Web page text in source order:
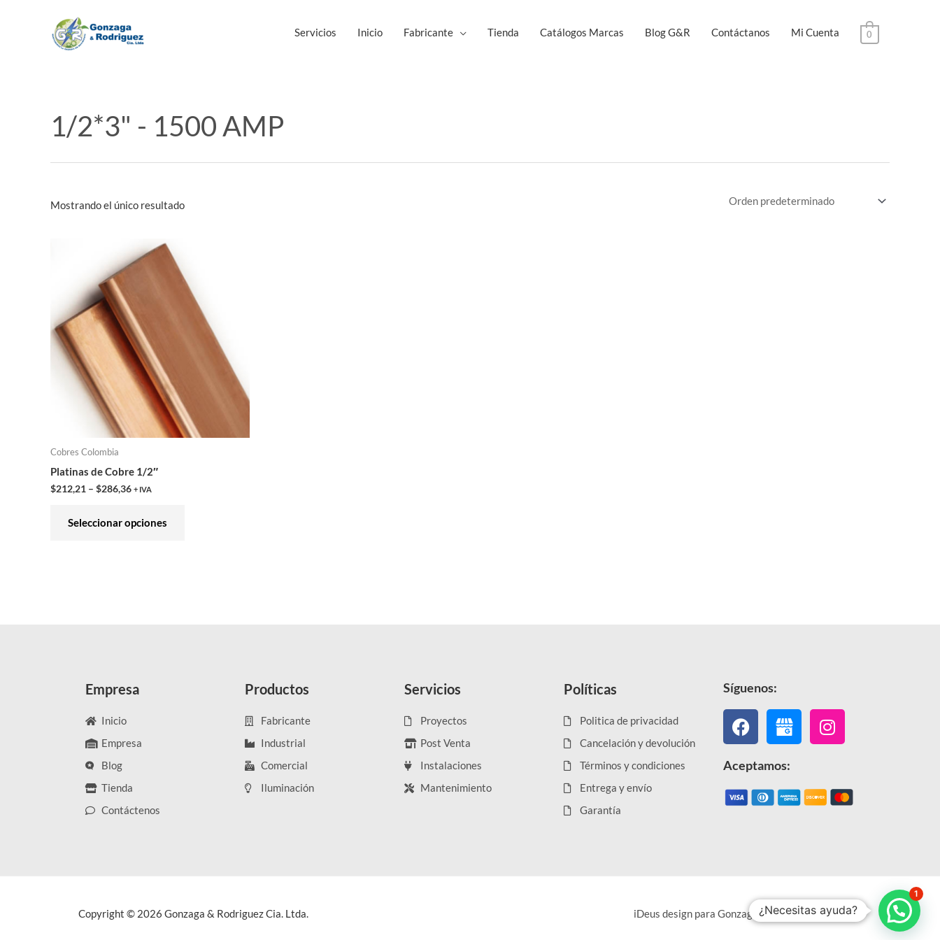
Servicios Inicio Fabricante Tienda Catálogos Marcas Blog G&R Contáctanos Mi Cuenta 0
1/2*3" - 1500 AMP
Mostrando el único resultado
Cobres Colombia
Platinas de Cobre 1/2″
$212,21 – $286,36 + IVA
Seleccionar opciones
tiene
múltiples
variantes.
opciones
elegir
en
Empresa
Inicio
Empresa
Blog
Tienda
Contáctenos
Productos
Fabricante
Industrial
Comercial
Iluminación
Servicios
Proyectos
Post Venta
Instalaciones
Mantenimiento
Políticas
Politica de privacidad
Cancelación y devolución
Términos y condiciones
Entrega y envío
Garantía
Síguenos:
Facebook Instagram
Aceptamos:
Copyright © 2026 Gonzaga & Rodriguez Cia. Ltda. iDeus design para Gonzaga & Rodriguez Cia. Ltda.
1
¿Necesitas ayuda?